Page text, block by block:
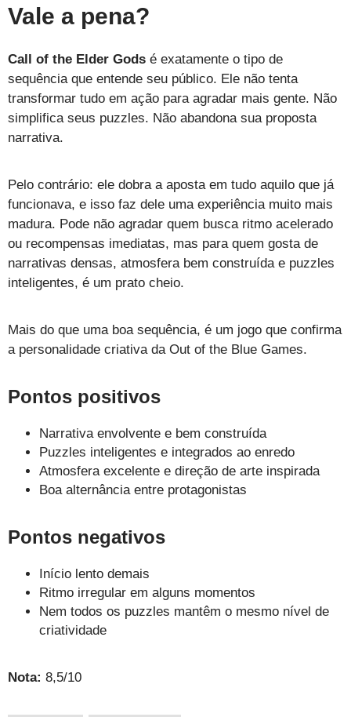
Vale a pena?
Call of the Elder Gods é exatamente o tipo de
sequência que entende seu público. Ele não tenta
transformar tudo em ação para agradar mais gente. Não
simplifica seus puzzles. Não abandona sua proposta
narrativa.
Pelo contrário: ele dobra a aposta em tudo aquilo que já
funcionava, e isso faz dele uma experiência muito mais
madura. Pode não agradar quem busca ritmo acelerado
ou recompensas imediatas, mas para quem gosta de
narrativas densas, atmosfera bem construída e puzzles
inteligentes, é um prato cheio.
Mais do que uma boa sequência, é um jogo que confirma
a personalidade criativa da Out of the Blue Games.
Pontos positivos
Narrativa envolvente e bem construída
Puzzles inteligentes e integrados ao enredo
Atmosfera excelente e direção de arte inspirada
Boa alternância entre protagonistas
Pontos negativos
Início lento demais
Ritmo irregular em alguns momentos
Nem todos os puzzles mantêm o mesmo nível de
criatividade
Nota: 8,5/10